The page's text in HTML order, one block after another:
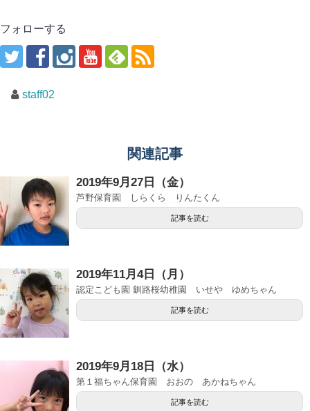
フォローする
staff02
関連記事
2019年9月27日（金）
芦野保育園 しらくら りんたくん
記事を読む
2019年11月4日（月）
認定こども園 釧路桜幼稚園 いせや ゆめちゃん
記事を読む
2019年9月18日（水）
第１福ちゃん保育園 おおの あかねちゃん
記事を読む